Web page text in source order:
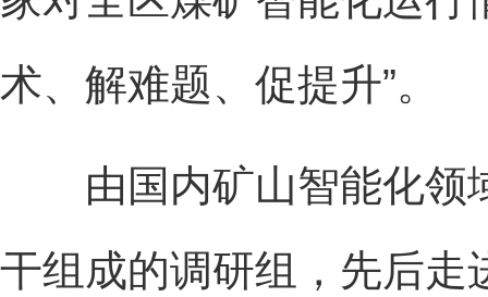
术、解难题、促提升”。
由国内矿山智能化领
干组成的调研组，先后走